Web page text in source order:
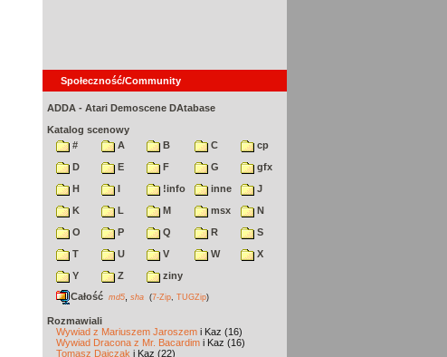
Społeczność/Community
ADDA - Atari Demoscene DAtabase
Katalog scenowy
#
A B C
cp
D
E F G
gfx
H
I !info inne
J
K
L M msx
N
O
P Q R
S
T
U V W
X
Y
Z
ziny
Całość md5 sha (7-Zip TUGZip)
Rozmawiali
Wywiad z Mariuszem Jaroszem i Kaz (16)
Wywiad Dracona z Mr. Bacardim i Kaz (16)
Tomasz Dajczak i Kaz (22)